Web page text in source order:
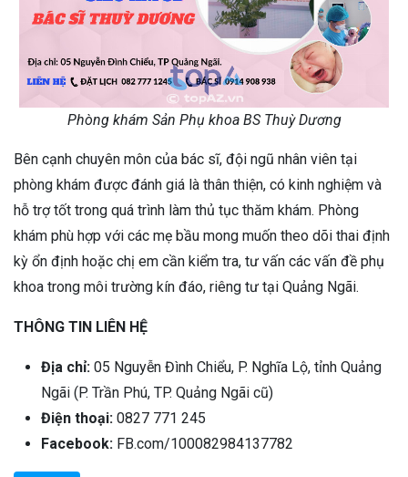
Phòng khám Sản Phụ khoa BS Thuỳ Dương
Bên cạnh chuyên môn của bác sĩ, đội ngũ nhân viên tại
phòng khám được đánh giá là thân thiện, có kinh nghiệm và
hỗ trợ tốt trong quá trình làm thủ tục thăm khám. Phòng
khám phù hợp với các mẹ bầu mong muốn theo dõi thai định
kỳ ổn định hoặc chị em cần kiểm tra, tư vấn các vấn đề phụ
khoa trong môi trường kín đáo, riêng tư tại Quảng Ngãi.
THÔNG TIN LIÊN HỆ
Địa chỉ: 05 Nguyễn Đình Chiểu, P. Nghĩa Lộ, tỉnh Quảng
Ngãi (P. Trần Phú, TP. Quảng Ngãi cũ)
Điện thoại: 0827 771 245
Facebook: FB.com/100082984137782